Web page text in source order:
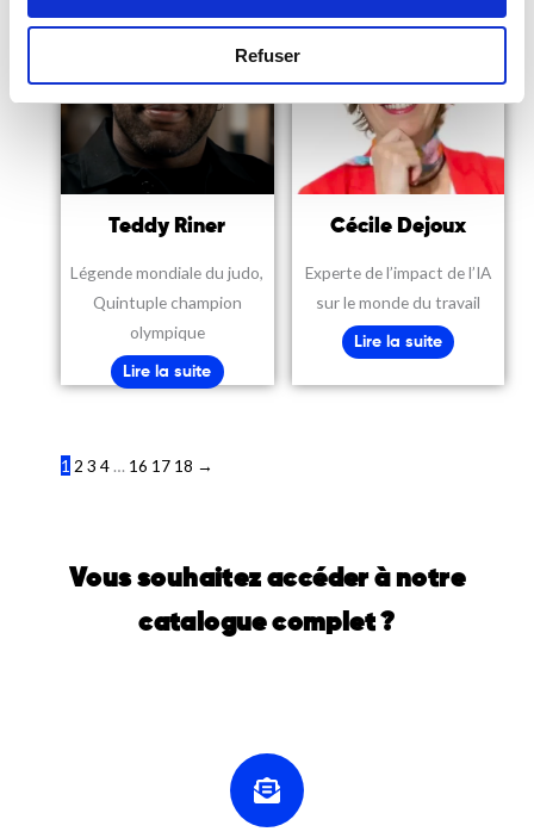
Refuser
Teddy Riner
Légende mondiale du judo,
Quintuple champion
olympique
Lire la suite
Cécile Dejoux
Experte de l’impact de l’IA
sur le monde du travail
Lire la suite
1 2 3 4 … 16 17 18 →
Vous souhaitez accéder à notre
catalogue complet ?